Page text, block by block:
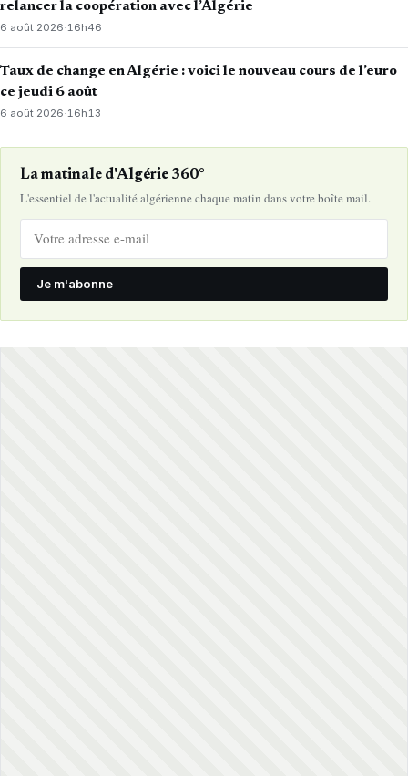
relancer la coopération avec l’Algérie
6 août 2026· 16h46
Taux de change en Algérie : voici le nouveau cours de l’euro
ce jeudi 6 août
6 août 2026·16h13
La matinale d'Algérie 360°
L'essentiel de l'actualité algérienne chaque matin dans votre boîte mail.
Je m'abonne